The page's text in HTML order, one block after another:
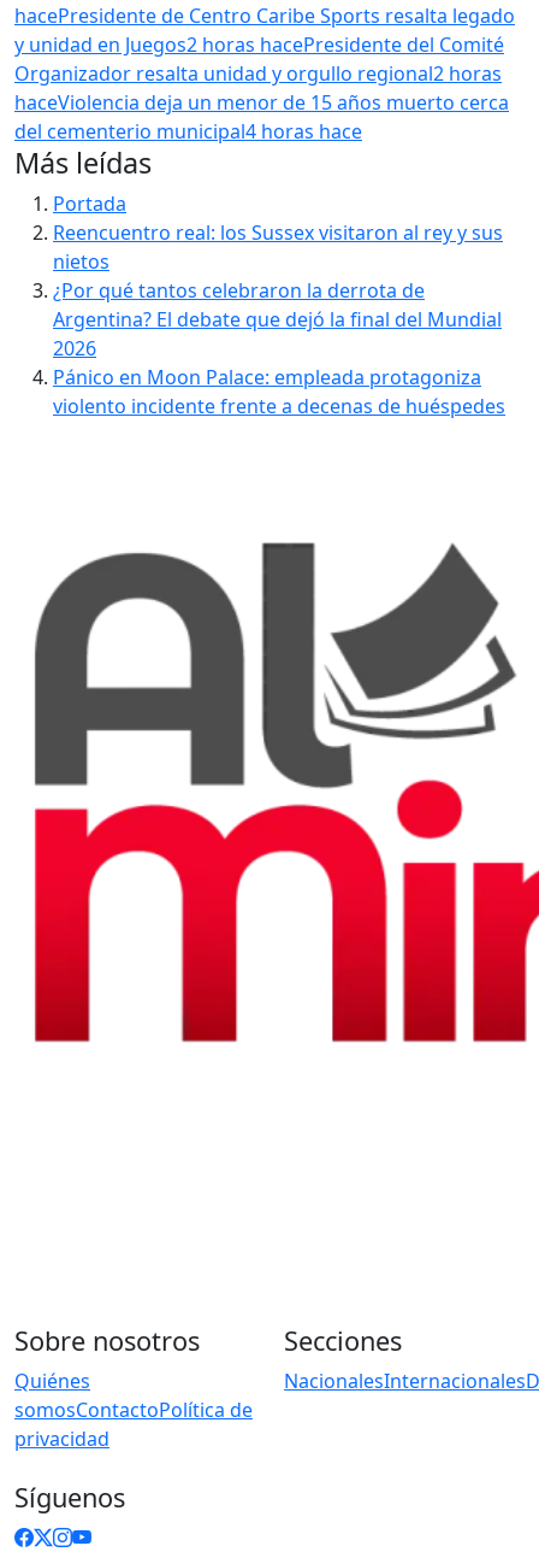
hacePresidente de Centro Caribe Sports resalta legado
y unidad en Juegos2 horas hacePresidente del Comité
Organizador resalta unidad y orgullo regional2 horas
haceViolencia deja un menor de 15 años muerto cerca
del cementerio municipal4 horas hace
Más leídas
Portada
Reencuentro real: los Sussex visitaron al rey y sus
nietos
¿Por qué tantos celebraron la derrota de
Argentina? El debate que dejó la final del Mundial
2026
Pánico en Moon Palace: empleada protagoniza
violento incidente frente a decenas de huéspedes
Sobre nosotros
Quiénes
somosContactoPolítica de
privacidad
Secciones
NacionalesInternacionales
Síguenos